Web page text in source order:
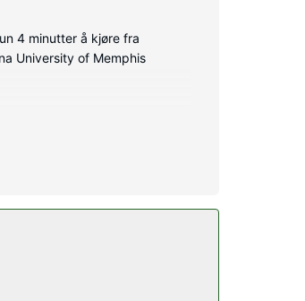
4 minutter å kjøre fra
University of Memphis
flatskjerm-TV med
buss (mot et
Kontinental frokost er